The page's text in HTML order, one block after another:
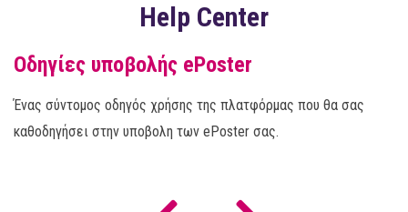
Help Center
Οδηγίες υποβολής ePoster
Ένας σύντομος οδηγός χρήσης της πλατφόρμας που θα σας
καθοδηγήσει στην υποβολη των ePoster σας.